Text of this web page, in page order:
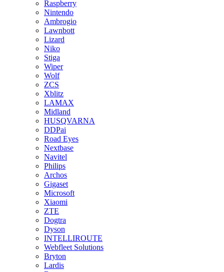
Raspberry
Nintendo
Ambrogio
Lawnbott
Lizard
Niko
Stiga
Wiper
Wolf
ZCS
Xblitz
LAMAX
Midland
HUSQVARNA
DDPai
Road Eyes
Nextbase
Navitel
Philips
Archos
Gigaset
Microsoft
Xiaomi
ZTE
Dogtra
Dyson
INTELLIROUTE
Webfleet Solutions
Bryton
Lardis